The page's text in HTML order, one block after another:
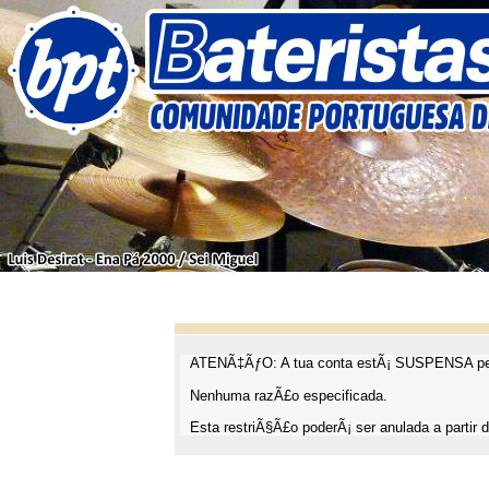
ATENÃ‡ÃƒO: A tua conta estÃ¡ SUSPENSA
Nenhuma razÃ£o especificada.
Esta restriÃ§Ã£o poderÃ¡ ser anulada a partir